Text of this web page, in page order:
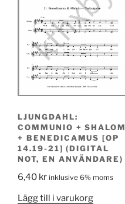
LJUNGDAHL:
COMMUNIO + SHALOM
+ BENEDICAMUS [OP
14.19-21] (DIGITAL
NOT, EN ANVÄNDARE)
6,40 kr inklusive 6% moms
Lägg till i varukorg